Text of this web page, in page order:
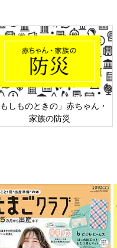
赤ちゃん・
日本外来小